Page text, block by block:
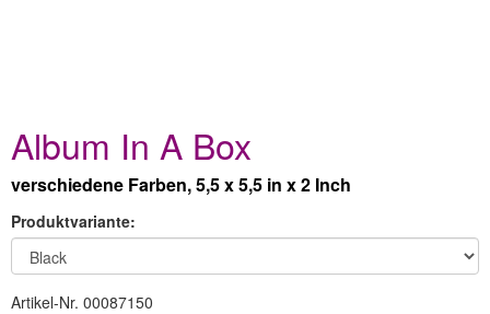
Album In A Box
verschiedene Farben, 5,5 x 5,5 in x 2 Inch
Produktvariante:
Artikel-Nr. 00087150